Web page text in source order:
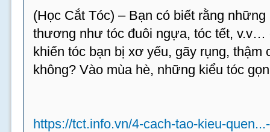
(Học Cắt Tóc) – Bạn có biết rằng
thương như tóc đuôi ngựa, tóc tết, v.v…
khiến tóc bạn bị xơ yếu, gãy rụng, thậm
không? Vào mùa hè, những kiểu tóc
https://tct.info.vn/4-cach-tao-kieu-